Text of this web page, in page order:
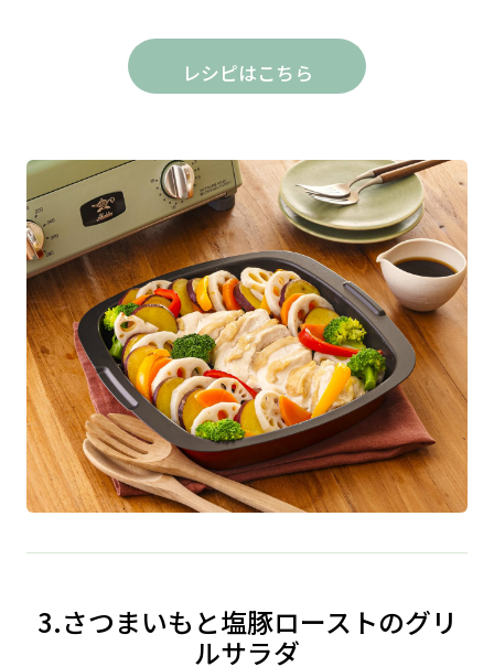
レシピはこちら
3.さつまいもと塩豚ローストのグリ
ルサラダ